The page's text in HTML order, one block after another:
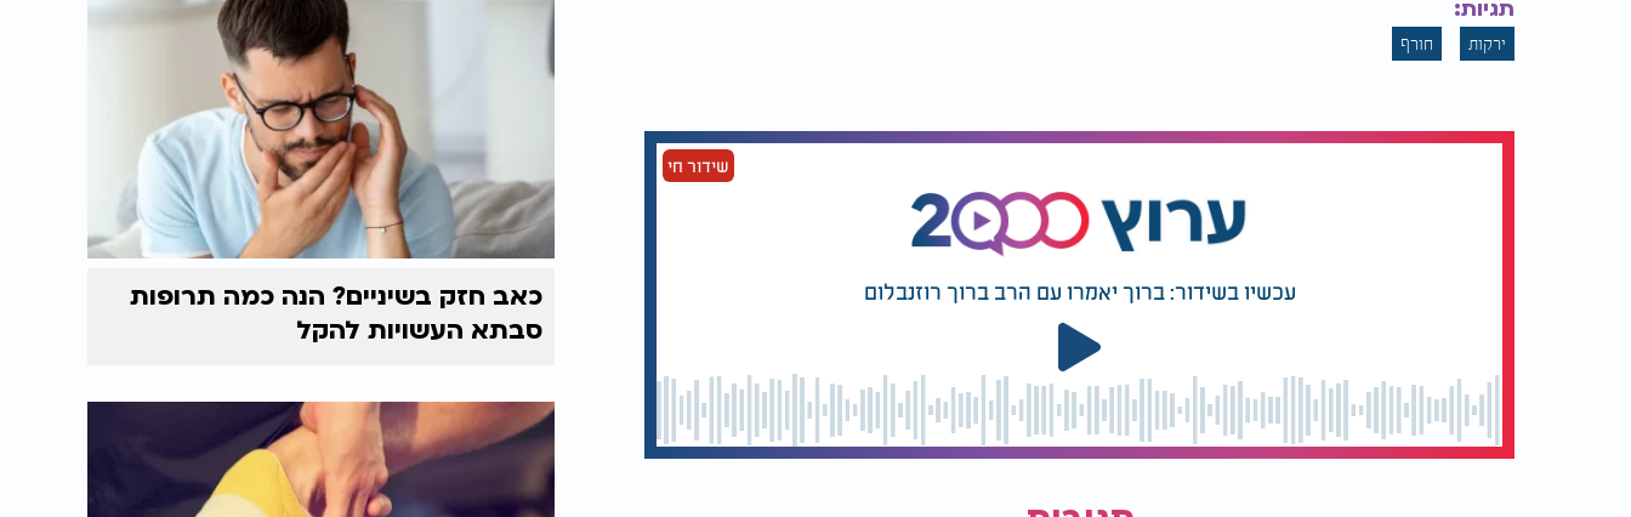
תגיות:
ירקות חורף
שידור חי
עכשיו בשידור: ברוך יאמרו עם הרב ברוך רוזנבלום
כאב חזק בשיניים? הנה כמה תרופות
סבתא העשויות להקל